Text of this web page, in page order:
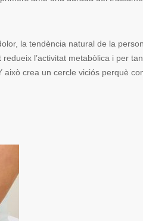
la tendència natural de la
l’activitat metabòlica i per
crea un cercle viciós perquè